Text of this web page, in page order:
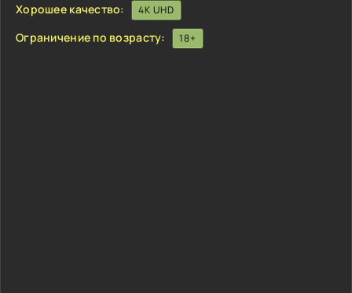
Хорошее качество:
4K UHD
Ограничение по возрасту: 18+